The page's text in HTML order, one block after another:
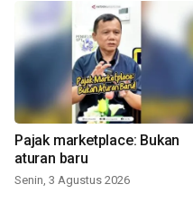
Pajak marketplace: Bukan
aturan baru
Senin, 3 Agustus 2026